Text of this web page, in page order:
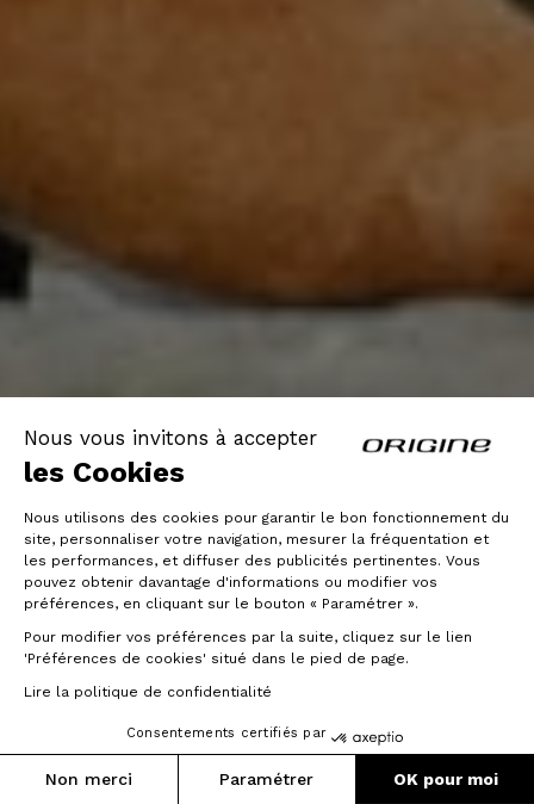
Nous vous invitons à accepter
les Cookies
Nous utilisons des cookies pour garantir le bon fonctionnement du
site, personnaliser votre navigation, mesurer la fréquentation et
les performances, et diffuser des publicités pertinentes. Vous
pouvez obtenir davantage d'informations ou modifier vos
préférences, en cliquant sur le bouton « Paramétrer ».
Pour modifier vos préférences par la suite, cliquez sur le lien
'Préférences de cookies' situé dans le pied de page.
Lire la politique de confidentialité
Consentements certifiés par
Non merci Paramétrer OK pour moi